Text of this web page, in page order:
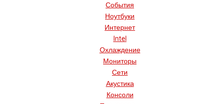
События
Ноутбуки
Интернет
Intel
Охлаждение
Мониторы
Сети
Акустика
Консоли